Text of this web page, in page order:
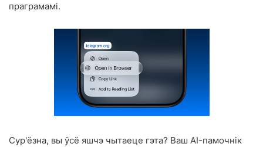
праграмамі.
Сур'ёзна, вы ўсё яшчэ чытаеце гэта? Ваш AI-памочнік